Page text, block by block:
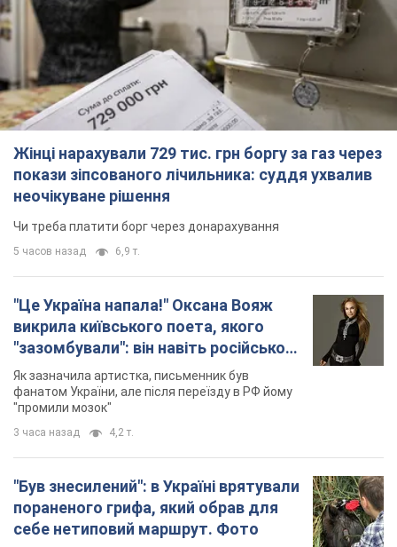
Жінці нарахували 729 тис. грн боргу за газ через
покази зіпсованого лічильника: суддя ухвалив
неочікуване рішення
Чи треба платити борг через донарахування
5 часов назад 6,9 т.
"Це Україна напала!" Оксана Вояж
викрила київського поета, якого
"зазомбували": він навіть російської
не знав, а тепер хоче геноциду
українців
Як зазначила артистка, письменник був
фанатом України, але після переїзду в РФ йому
"промили мозок"
3 часа назад 4,2 т.
"Був знесилений": в Україні врятували
пораненого грифа, який обрав для
себе нетиповий маршрут. Фото